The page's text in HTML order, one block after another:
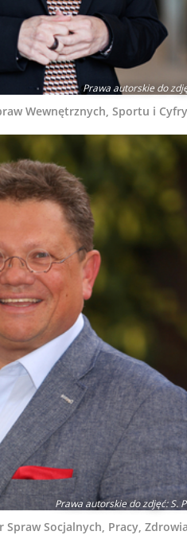
Prawa autorskie do
Wewnętrznych, Sportu i
Prawa autorskie do zdjęć:S.
Socjalnych, Pracy,